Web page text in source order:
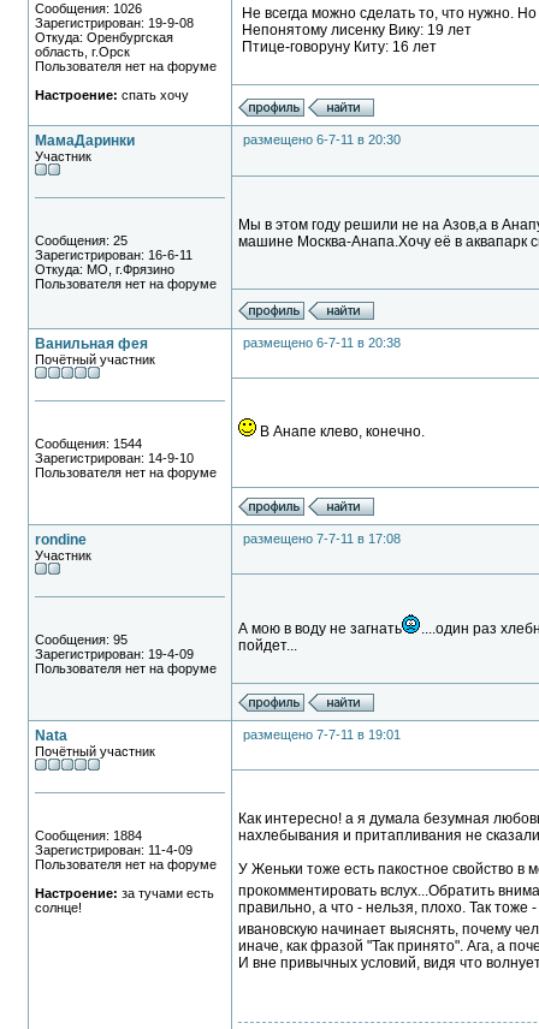
Сообщения: 1026
Зарегистрирован: 19-9-08
Откуда: Оренбургская
область, г.Орск
Пользователя нет на форуме
Настроение: спать хочу
Не всегда можно сделать то, что нужно.
Непонятому лисенку Вику: 19 лет
Птице-говоруну Киту: 16 лет
МамаДаринки
Участник
Сообщения: 25
Зарегистрирован: 16-6-11
Откуда: МО, г.Фрязино
Пользователя нет на форуме
размещено 6-7-11 в 20:30
Мы в этом году решили не на Азов,а в
машине Москва-Анапа.Хочу её в аквапарк
Ванильная фея
Почётный участник
Сообщения: 1544
Зарегистрирован: 14-9-10
Пользователя нет на форуме
размещено 6-7-11 в 20:38
В Анапе клево, конечно.
rondine
Участник
Сообщения: 95
Зарегистрирован: 19-4-09
Пользователя нет на форуме
размещено 7-7-11 в 17:08
А мою в воду не загнать
....один раз
пойдет...
Nata
Почётный участник
Сообщения: 1884
Зарегистрирован: 11-4-09
Пользователя нет на форуме
Настроение: за тучами есть
солнце!
размещено 7-7-11 в 19:01
Как интересно! а я думала безумная
нахлебывания и притапливания не
У Женьки тоже есть пакостное свойство в
прокомментировать вслух...Обратить
правильно, а что - нельзя, плохо. Так тоже
ивановскую начинает выяснять, почему
иначе, как фразой "Так принято". Ага, а
И вне привычных условий, видя что